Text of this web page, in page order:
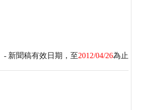
- 新聞稿有效日期，至2012/04/26為止